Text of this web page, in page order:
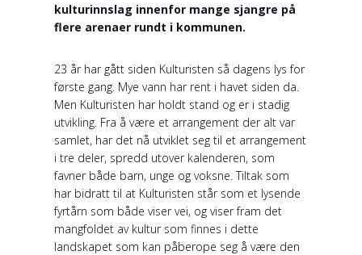
kulturinnslag innenfor mange sjangre på
flere arenaer rundt i kommunen.
23 år har gått siden Kulturisten så dagens lys for
første gang. Mye vann har rent i havet siden da.
Men Kulturisten har holdt stand og er i stadig
utvikling. Fra å være et arrangement der alt var
samlet, har det nå utviklet seg til et arrangement
i tre deler, spredd utover kalenderen, som
favner både barn, unge og voksne. Tiltak som
har bidratt til at Kulturisten står som et lysende
fyrtårn som både viser vei, og viser fram det
mangfoldet av kultur som finnes i dette
landskapet som kan påberope seg å være den